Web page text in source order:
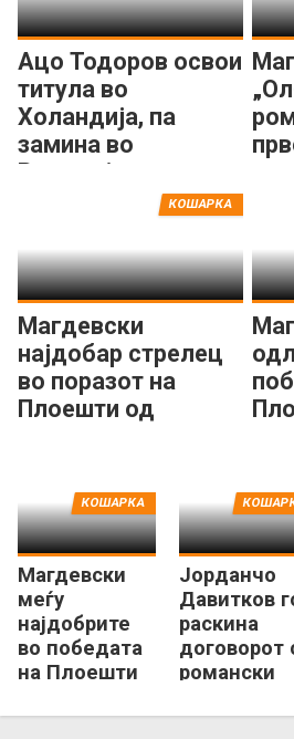
Ацо Тодоров освои
титула во
Холандија, па
замина во
Романија
Магдевски
најдобар стрелец
во поразот на
Плоешти од
КОШАРКА
Магдевски
меѓу
најдобрите
во победата
на Плоешти
КОШАРКА
Јорданчо
Давитков
раскина
договорот
романски